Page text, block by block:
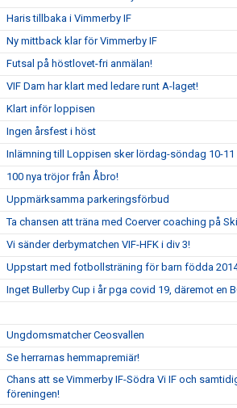
Haris tillbaka i Vimmerby IF
Ny mittback klar för Vimmerby IF
Futsal på höstlovet-fri anmälan!
VIF Dam har klart med ledare runt A-laget!
Klart inför loppisen
Ingen årsfest i höst
Inlämning till Loppisen sker lördag-söndag 10-
100 nya tröjor från Åbro!
Uppmärksamma parkeringsförbud
Ta chansen att träna med Coerver coaching på
Vi sänder derbymatchen VIF-HFK i div 3!
Uppstart med fotbollsträning för barn födda
Inget Bullerby Cup i år pga covid 19, däremot en
Ungdomsmatcher Ceosvallen
Se herrarnas hemmapremiär!
Chans att se Vimmerby IF-Södra Vi IF och
föreningen!